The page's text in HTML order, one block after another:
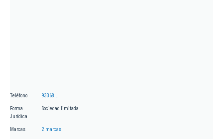
Teléfono 93368...
Forma
Jurídica
Sociedad limitada
Marcas 2 marcas